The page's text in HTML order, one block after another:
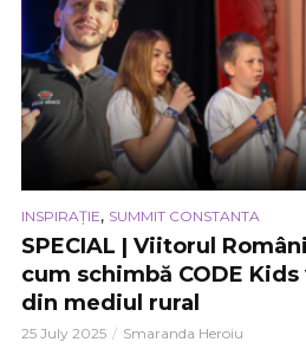
INSPIRAȚIE, SUMMIT CONSTANTA
SPECIAL | Viitorul
cum schimbă CODE
din mediul rural
25 July 2025 Smaranda Heroiu